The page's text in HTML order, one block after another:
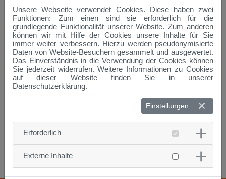
fertig entwickelte Libelle nur einige Wochen an Land und in der
Luft. Als unscheinbar gefärbte Larve bewegen sie sich nur
extrem langsam am Grund von Gewässern, damit sie keinem
Fressfeind auffallen. Als farbenprächtige Libelle schwirren sie
akrobatisch und mit hoher Geschwindigkeit durch die Luft und
vertreiben sogar Vögel aus ihrem Luftraum.
Vom Ei bis zur fertigen Libelle steckt in ihnen ein
unglaubliches Spektrum an Anpassung und Lebensweisen.
Trotzdem setzen sie sich vielen Gefahren aus und müssen
auch gegen ihre natürlichen Feinde und Konkurrenten
bestehen. Wie so oft spielt auch der Mensch eine wesentliche
Rolle im Werden und Vergehen der Libellen.
Kommt mit auf Entdeckungsreise in die faszinierende Welt
Unsere Webseite verwendet Cookies. Diese haben zwei
Funktionen: Zum einen sind sie erforderlich für die
grundlegende Funktionalität unserer Website. Zum anderen
können wir mit Hilfe der Cookies unsere Inhalte für Sie
immer weiter verbessern. Hierzu werden pseudonymisierte
Daten von Website-Besuchern gesammelt und ausgewertet.
Das Einverständnis in die Verwendung der Cookies können
Sie jederzeit widerrufen. Weitere Informationen zu Cookies
auf dieser Website finden Sie in unserer
Datenschutzerklärung.
Einstellungen
Erforderlich
Externe Inhalte